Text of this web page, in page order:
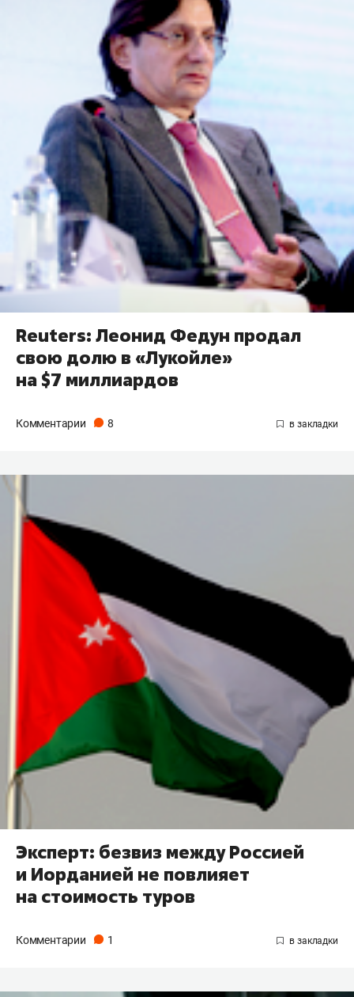
Reuters: Леонид Федун продал
свою долю в «Лукойле»
на $7 миллиардов
Комментарии 8
Эксперт: безвиз между Россией
и Иорданией не повлияет
на стоимость туров
Комментарии 1